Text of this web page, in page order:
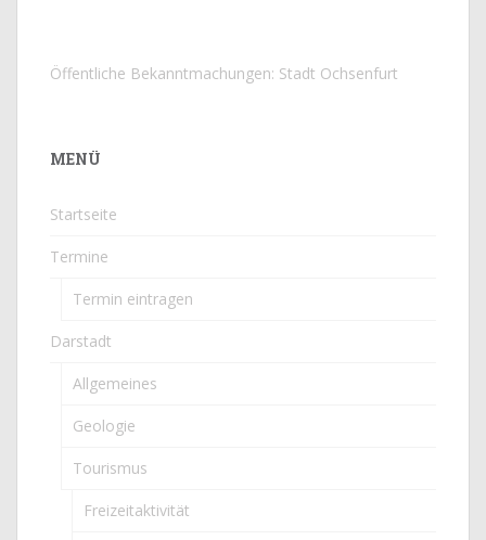
Öffentliche Bekanntmachungen: Stadt Ochsenfurt
MENÜ
Startseite
Termine
Termin eintragen
Darstadt
Allgemeines
Geologie
Tourismus
Freizeitaktivität